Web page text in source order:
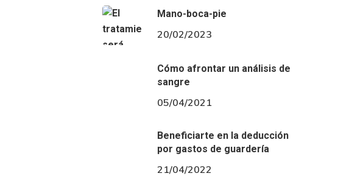
Mano-boca-pie
20/02/2023
Cómo afrontar un análisis de
sangre
05/04/2021
Beneficiarte en la deducción
por gastos de guardería
21/04/2022